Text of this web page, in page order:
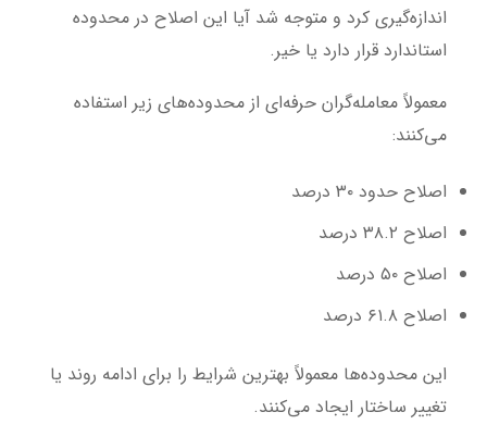
اندازه‌گیری کرد و متوجه شد آیا این اصلاح در محدوده
استاندارد قرار دارد یا خیر.
معمولاً معامله‌گران حرفه‌ای از محدوده‌های زیر استفاده
می‌کنند:
اصلاح حدود ۳۰ درصد
اصلاح ۳۸.۲ درصد
اصلاح ۵۰ درصد
اصلاح ۶۱.۸ درصد
این محدوده‌ها معمولاً بهترین شرایط را برای ادامه روند یا
تغییر ساختار ایجاد می‌کنند.